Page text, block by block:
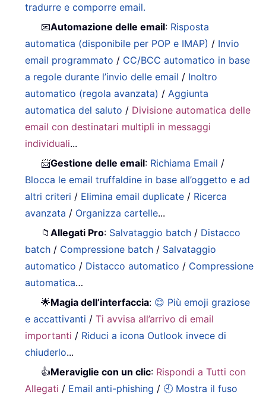
tradurre e comporre email.
📧Automazione delle email: Risposta
automatica (disponibile per POP e IMAP) / Invio
email programmato / CC/BCC automatico in base
a regole durante l’invio delle email / Inoltro
automatico (regola avanzata) / Aggiunta
automatica del saluto / Divisione automatica delle
email con destinatari multipli in messaggi
individuali...
📨Gestione delle email: Richiama Email /
Blocca le email truffaldine in base all’oggetto e ad
altri criteri / Elimina email duplicate / Ricerca
avanzata / Organizza cartelle...
📁Allegati Pro: Salvataggio batch / Distacco
batch / Compressione batch / Salvataggio
automatico / Distacco automatico / Compressione
automatica…
🌟Magia dell’interfaccia: 😊 Più emoji graziose
e accattivanti /Ti avvisa all’arrivo di email
importanti / Riduci a icona Outlook invece di
chiuderlo...
👍Meraviglie con un clic: Rispondi a Tutti con
Allegati / Email anti-phishing / 🕘 Mostra il fuso